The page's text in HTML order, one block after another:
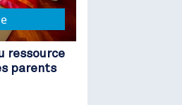
ressource
parents